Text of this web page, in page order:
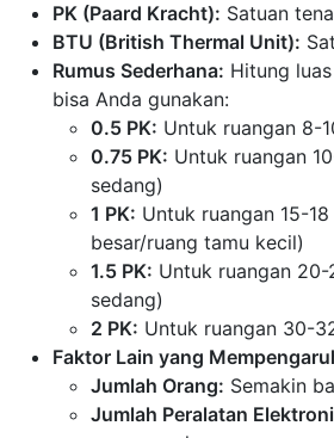
PK (Paard Kracht): Satuan
BTU (British Thermal Unit):
Rumus Sederhana: Hitung
bisa Anda gunakan:
0.5 PK: Untuk ruangan 8-
0.75 PK: Untuk ruangan
sedang)
1 PK: Untuk ruangan 15-
besar/ruang tamu kecil)
1.5 PK: Untuk ruangan
sedang)
2 PK: Untuk ruangan 30-
Faktor Lain yang
Jumlah Orang: Semakin
Jumlah Peralatan